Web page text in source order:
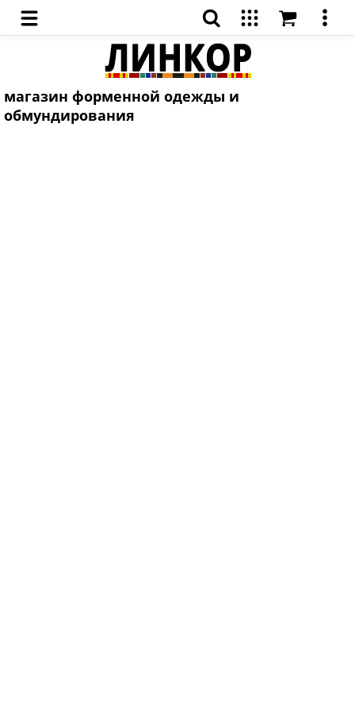
магазин форменной одежды и
обмундирования